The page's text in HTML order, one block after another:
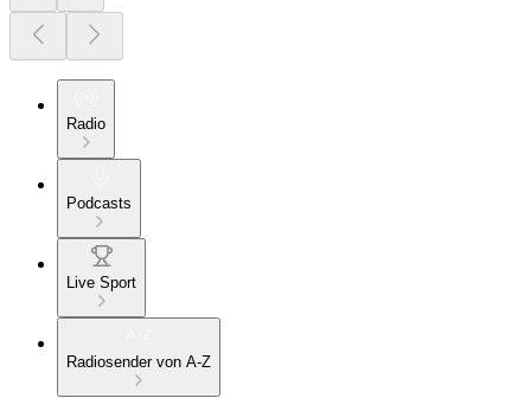
Radio
Podcasts
Live Sport
Radiosender von A-Z